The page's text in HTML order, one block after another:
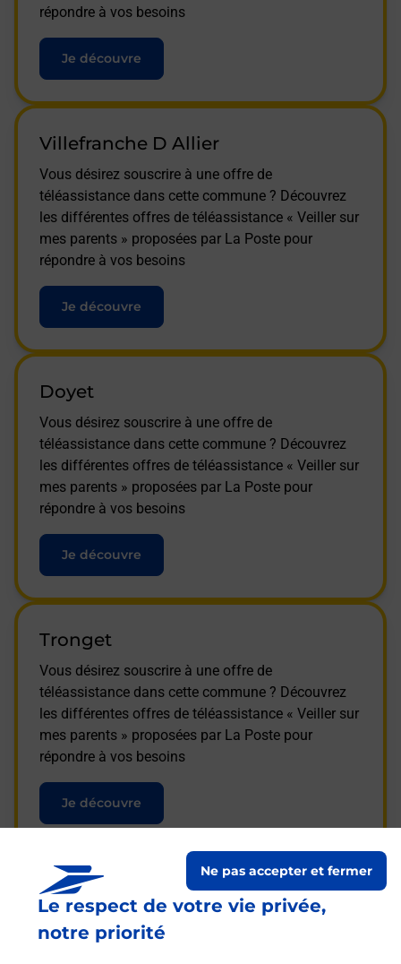
Le respect de votre vie privée,
notre priorité
Ne pas accepter et fermer
répondre à vos besoins
Je découvre
Villefranche D Allier
Vous désirez souscrire à une offre de
téléassistance dans cette commune ? Découvrez
les différentes offres de téléassistance « Veiller sur
mes parents » proposées par La Poste pour
répondre à vos besoins
Je découvre
Doyet
Vous désirez souscrire à une offre de
téléassistance dans cette commune ? Découvrez
les différentes offres de téléassistance « Veiller sur
mes parents » proposées par La Poste pour
répondre à vos besoins
Je découvre
Tronget
Vous désirez souscrire à une offre de
téléassistance dans cette commune ? Découvrez
les différentes offres de téléassistance « Veiller sur
mes parents » proposées par La Poste pour
répondre à vos besoins
Je découvre
Questions fréquemment
posées